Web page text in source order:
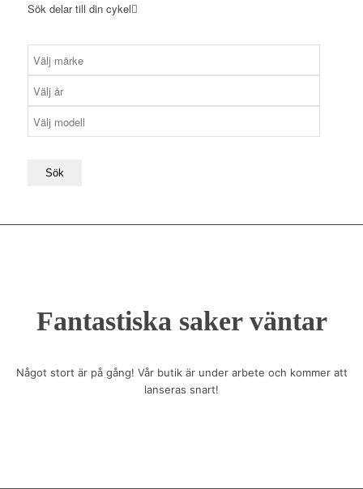
Sök delar till din cykel
Sök
Fantastiska saker väntar
Något stort är på gång! Vår butik är under arbete och kommer att
lanseras snart!